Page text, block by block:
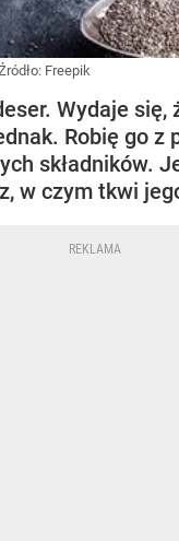
Freepik
Wydaje się,
Robię go z
składników.
w czym tkwi